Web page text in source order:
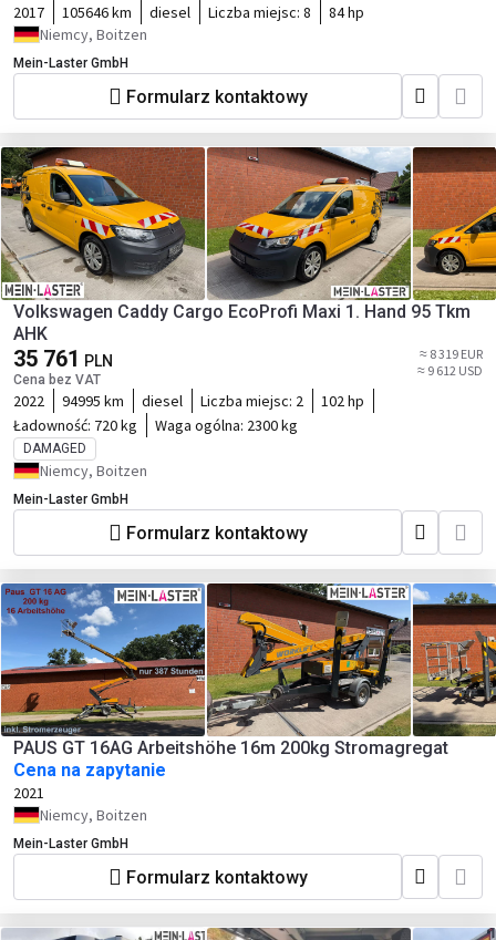
2017 105646 km diesel Liczba miejsc: 8
84 hp
Niemcy, Boitzen
Mein-Laster GmbH
Formularz kontaktowy
Volkswagen Caddy Cargo EcoProfi Maxi 1. Hand 95 Tkm
AHK
35 761 PLN
Cena bez VAT
≈ 8 319 EUR
≈ 9 612 USD
2022 94995 km diesel Liczba miejsc: 2
102 hp
Ładowność: 720 kg Waga ogólna: 2300 kg
DAMAGED
Niemcy, Boitzen
Mein-Laster GmbH
Formularz kontaktowy
PAUS GT 16AG Arbeitshöhe 16m 200kg Stromagregat
Cena na zapytanie
2021
Niemcy, Boitzen
Mein-Laster GmbH
Formularz kontaktowy